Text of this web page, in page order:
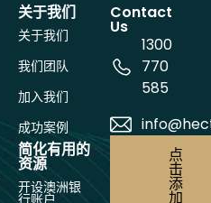
关于我们
关于我们
我们团队
加入我们
成功案例
简化有用的
资源
开设澳洲银
行账户
Contact
Us
1300
770
585
点
击
添
加